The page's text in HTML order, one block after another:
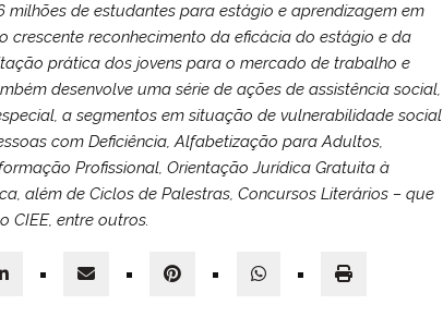
milhões de estudantes para estágio e aprendizagem em
crescente reconhecimento da eficácia do estágio e da
prática dos jovens para o mercado de trabalho e
desenvolve uma série de ações de assistência social,
a segmentos em situação de vulnerabilidade social
com Deficiência, Alfabetização para Adultos,
Profissional, Orientação Jurídica Gratuita à
além de Ciclos de Palestras, Concursos Literários – que
CIEE, entre outros.